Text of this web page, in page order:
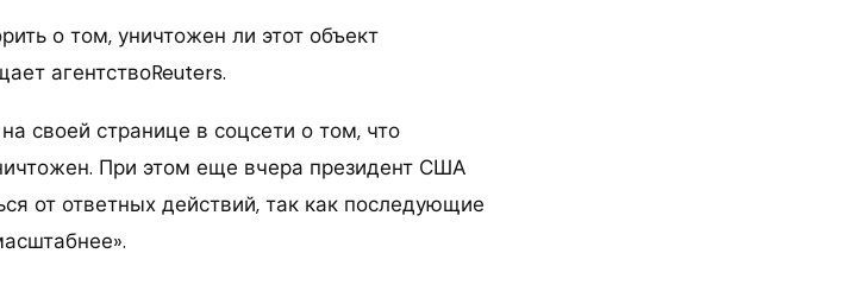
о том, уничтожен ли этот объект
агентствоReuters.
своей странице в соцсети о том, что
При этом еще вчера президент США
от ответных действий, так как последующие